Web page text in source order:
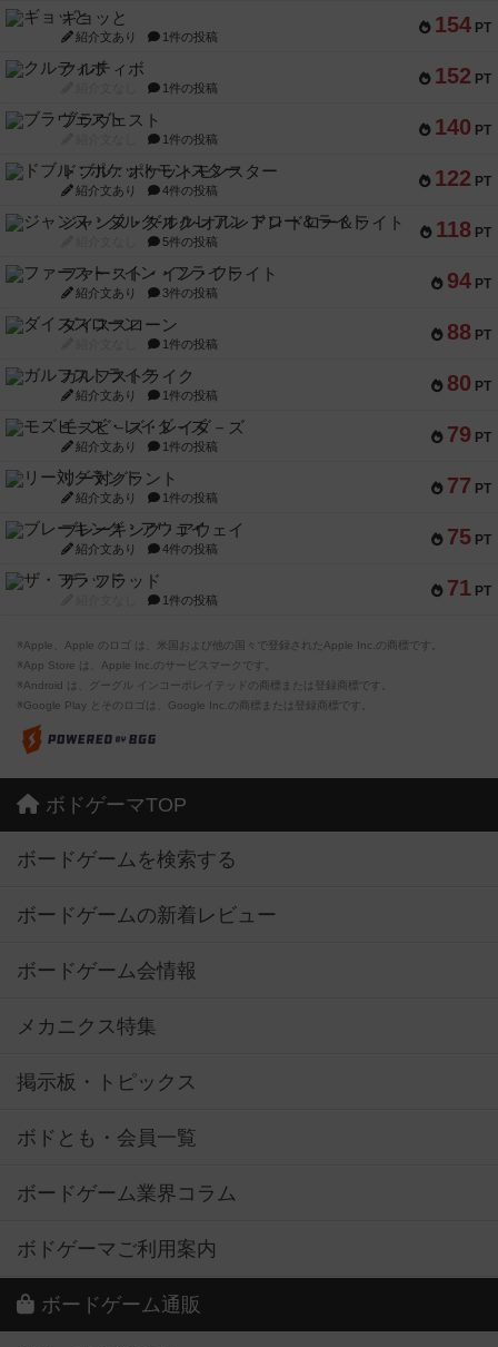
154 PT
ギョッと
紹介文あり 1件の投稿
152 PT
クルティボ
1件の投稿
140 PT
ブラヴェスト
1件の投稿
122 PT
ドブル：ポケットモンスター
紹介文あり 4件の投稿
118 PT
ジャンヌ・ダルク-オルレアン ドロー＆ライト
5件の投稿
94 PT
ファースト・イン・フライト
紹介文あり 3件の投稿
88 PT
ダイススローン
1件の投稿
80 PT
ガルフストライク
紹介文あり 1件の投稿
79 PT
モズビ－ズ・レイダ－ズ
紹介文あり 1件の投稿
77 PT
リー対グラント
紹介文あり 1件の投稿
75 PT
ブレーキング・アウェイ
紹介文あり 4件の投稿
71 PT
ザ・フラッド
1件の投稿
※Apple、Apple のロゴ は、米国および他の国々で登録されたApple Inc.の商標です。
※App Store は、Apple Inc.のサービスマークです。
※Android は、グーグル インコーポレイテッドの商標または登録商標です。
※Google Play とそのロゴは、Google Inc.の商標または登録商標です。
ボドゲーマTOP
ボードゲームを検索する
ボードゲームの新着レビュー
ボードゲーム会情報
メカニクス特集
掲示板・トピックス
ボドとも・会員一覧
ボードゲーム業界コラム
ボドゲーマご利用案内
ボードゲーム通販